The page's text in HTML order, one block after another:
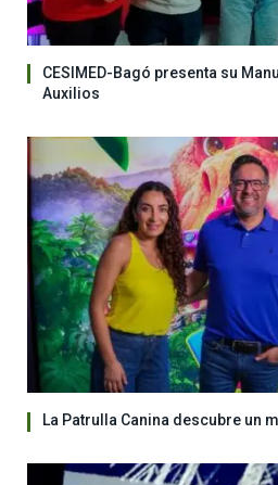
CESIMED-Bagó presenta su
Auxilios
La Patrulla Canina descubre un